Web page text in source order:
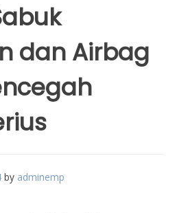
dan Airbag
by adminemp